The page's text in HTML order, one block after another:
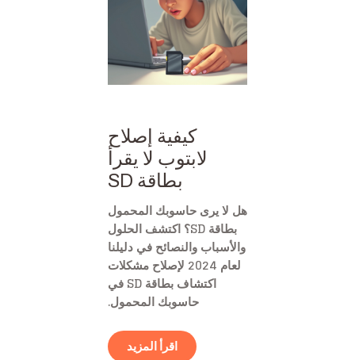
كيفية إصلاح
لابتوب لا يقرأ
بطاقة SD
هل لا يرى حاسوبك المحمول
بطاقة SD؟ اكتشف الحلول
والأسباب والنصائح في دليلنا
لعام 2024 لإصلاح مشكلات
اكتشاف بطاقة SD في
حاسوبك المحمول.
اقرأ المزيد